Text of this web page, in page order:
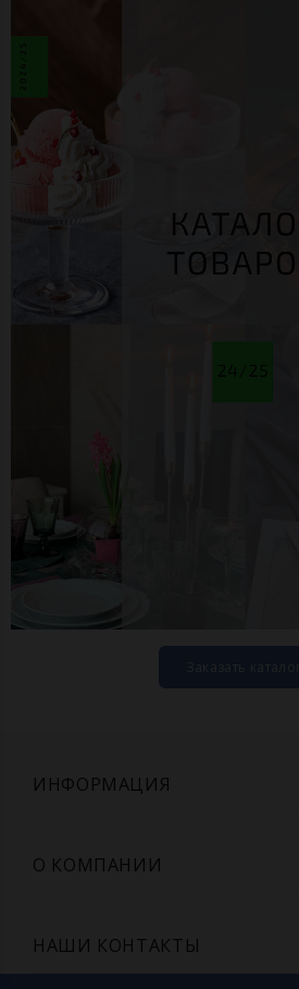
Заказать каталог
ИНФОРМАЦИЯ
О КОМПАНИИ
НАШИ КОНТАКТЫ